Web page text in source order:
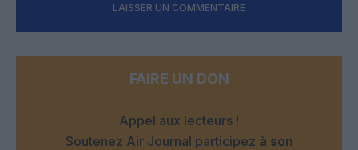
LAISSER UN COMMENTAIRE
FAIRE UN DON
Appel aux lecteurs !
Soutenez Air Journal participez à son